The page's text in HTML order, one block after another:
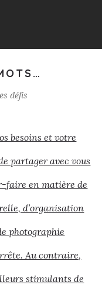
défis
besoins et votre
partager avec vous
faire en matière de
d’organisation
photographie
Au contraire,
stimulants de